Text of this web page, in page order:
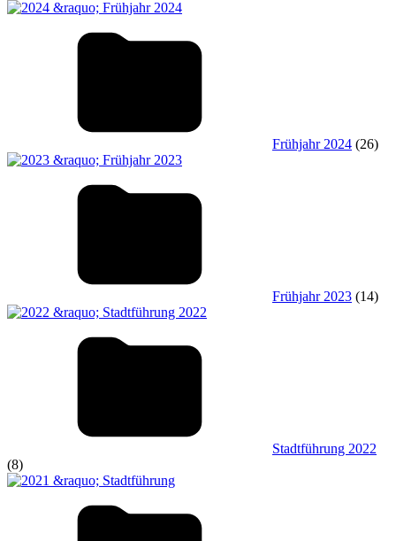
Frühjahr 2024 (26)
Frühjahr 2023 (14)
Stadtführung 2022
(8)